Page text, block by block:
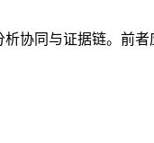
协同与证据链。前